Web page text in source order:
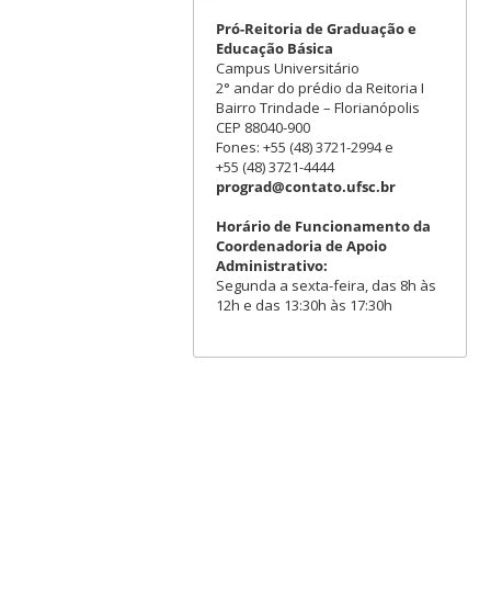
Pró-Reitoria de Graduação e
Educação Básica
Campus Universitário
2° andar do prédio da Reitoria I
Bairro Trindade – Florianópolis
CEP 88040-900
Fones: +55 (48) 3721-2994 e
+55 (48) 3721-4444
prograd@contato.ufsc.br
Horário de Funcionamento da
Coordenadoria de Apoio
Administrativo:
Segunda a sexta-feira, das 8h às
12h e das 13:30h às 17:30h